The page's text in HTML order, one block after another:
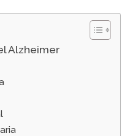
Alzheimer